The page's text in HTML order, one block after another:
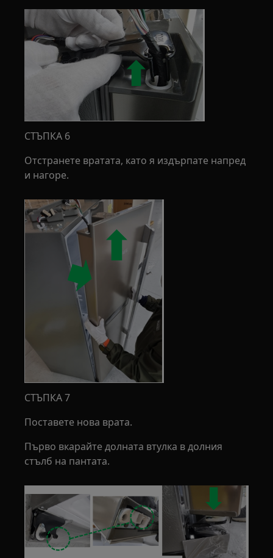
СТЪПКА 6
Отстранете вратата, като я издърпате напред
и нагоре.
СТЪПКА 7
Поставете нова врата.
Първо вкарайте долната втулка в долния
стълб на пантата.